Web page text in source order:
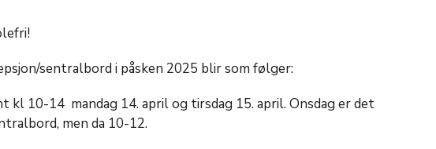
sentralbord i påsken 2025 blir som følger:
kl 10-14 mandag 14. april og tirsdag 15. april. Onsdag er det
men da 10-12.